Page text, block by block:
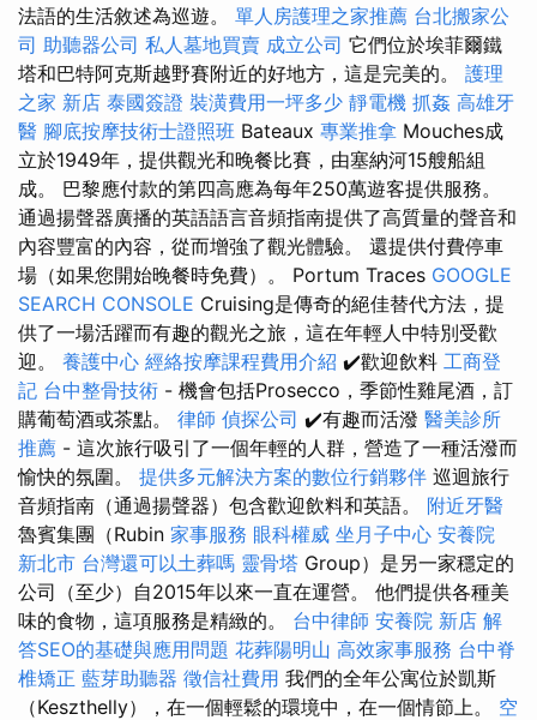
法語的生活敘述為巡遊。 單人房護理之家推薦 台北搬家公
司 助聽器公司 私人墓地買賣 成立公司 它們位於埃菲爾鐵
塔和巴特阿克斯越野賽附近的好地方，這是完美的。 護理
之家 新店 泰國簽證 裝潢費用一坪多少 靜電機 抓姦 高雄牙
醫 腳底按摩技術士證照班 Bateaux 專業推拿 Mouches成
立於1949年，提供觀光和晚餐比賽，由塞納河15艘船組
成。 巴黎應付款的第四高應為每年250萬遊客提供服務。
通過揚聲器廣播的英語語言音頻指南提供了高質量的聲音和
內容豐富的內容，從而增強了觀光體驗。 還提供付費停車
場（如果您開始晚餐時免費）。 Portum Traces GOOGLE
SEARCH CONSOLE Cruising是傳奇的絕佳替代方法，提
供了一場活躍而有趣的觀光之旅，這在年輕人中特別受歡
迎。 養護中心 經絡按摩課程費用介紹 ✔️歡迎飲料 工商登
記 台中整骨技術 - 機會包括Prosecco，季節性雞尾酒，訂
購葡萄酒或茶點。 律師 偵探公司 ✔️有趣而活潑 醫美診所
推薦 - 這次旅行吸引了一個年輕的人群，營造了一種活潑而
愉快的氛圍。 提供多元解決方案的數位行銷夥伴 巡迴旅行
音頻指南（通過揚聲器）包含歡迎飲料和英語。 附近牙醫
魯賓集團（Rubin 家事服務 眼科權威 坐月子中心 安養院
新北市 台灣還可以土葬嗎 靈骨塔 Group）是另一家穩定的
公司（至少）自2015年以來一直在運營。 他們提供各種美
味的食物，這項服務是精緻的。 台中律師 安養院 新店 解
答SEO的基礎與應用問題 花葬陽明山 高效家事服務 台中脊
椎矯正 藍芽助聽器 徵信社費用 我們的全年公寓位於凱斯
（Keszthelly），在一個輕鬆的環境中，在一個情節上。 空